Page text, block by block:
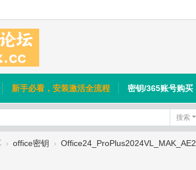
新手必看，安装激活全流程 密钥/365账号购买
搜索
› office密钥 › Office24_ProPlus2024VL_MAK_AE2